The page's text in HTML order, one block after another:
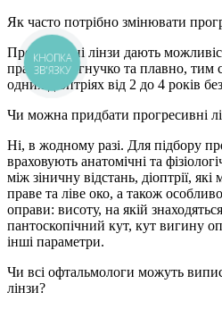
Як часто потрібно змінювати
Прогресивні лінзи дають
працювати гнучко та плавно, тим
одних діоптріях від 2 до 4 років
Чи можна придбати прогресивні
Ні, в жодному разі. Для підбору
враховують анатомічні та
між зіничну відстань, діоптрії,
праве та ліве око, а також
оправи: висоту, на якій
пантоскопічний кут, кут вигину
інші параметри.
Чи всі офтальмологи можуть
лінзи?
КНОПКА
ЗВ'ЯЗКУ